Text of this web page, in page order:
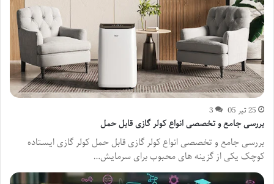
25 تیر 05 3
بررسی جامع و تخصصی انواع کولر گازی قابل حمل
بررسی جامع و تخصصی انواع کولر گازی قابل حمل کولر گازی ایستاده
کوچک یکی از گزینه های محبوب برای سرمایش…